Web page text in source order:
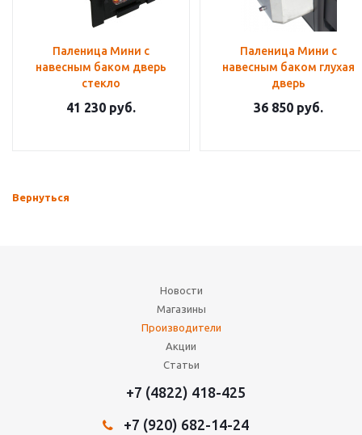
Паленица Мини с
навесным баком дверь
стекло
41 230 руб.
Паленица Мини с
навесным баком глухая
дверь
36 850 руб.
Вернуться
Новости
Магазины
Производители
Акции
Статьи
+7 (4822) 418-425
+7 (920) 682-14-24